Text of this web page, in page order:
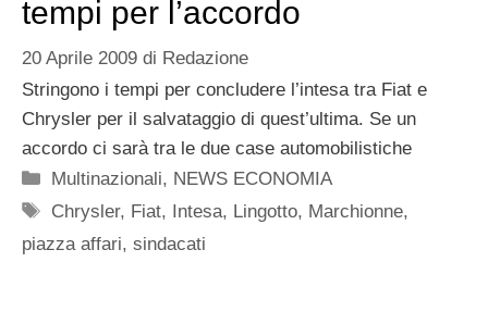
tempi per l’accordo
20 Aprile 2009 di Redazione
Stringono i tempi per concludere l’intesa tra Fiat e
Chrysler per il salvataggio di quest’ultima. Se un
accordo ci sarà tra le due case automobilistiche
Categorie
Multinazionali, NEWS ECONOMIA
Tag
Chrysler, Fiat, Intesa, Lingotto, Marchionne,
piazza affari, sindacati